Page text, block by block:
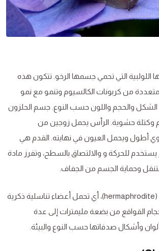
اللولبية التي تحمي جسمها الرخو. تتكون هذه
من كربونات الكالسيوم وتنمو مع نمو
الشكل والحجم واللون حسب النوع. جسم الحلزون
حشوية. الرأس يحمل زوجين من
أطول ويحمل العيون في نهايته. القدم هي
للحركة و والالتصاق بالسطح، وتفرز مادة
وحماية الجسم من الجفاف.
معظم القواقع خنثى (hermaphrodite)، أي تحمل أعضاء تناسلية ذكرية
القواقع من بضعة مليمترات إلى عدة
وأشكال صدفاتها حسب النوع والبيئة.